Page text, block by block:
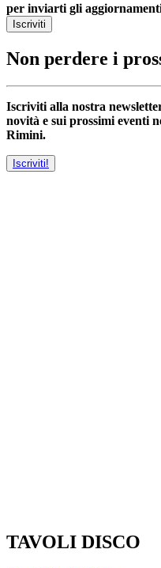
per inviarti gli
Iscriviti
Non perdere i
Iscriviti alla nostra
novità e sui prossimi eventi
Rimini.
Iscriviti!
TAVOLI DISCO